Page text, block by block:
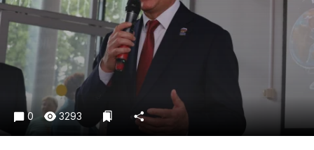
Общество
Погода
Праздники
Происшествия
Спорт
Экономика и бизнес
0 3293